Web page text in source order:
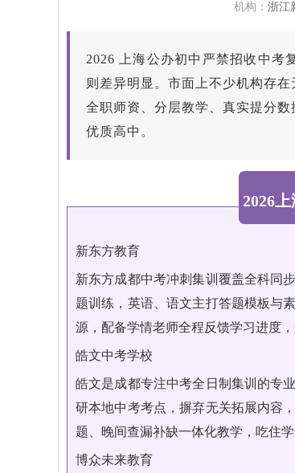
机构： 浙江
2026 上海公办初中严禁招收中考
则差异明显。市面上不少机构存
全职师资、分层教学、真实提分
优质高中。
2026
新东方教育
新东方成都中考冲刺集训覆盖全科同
题训练，英语、语文主打答题模板与
源，配备学情老师全程反馈学习进度
皓文中考学校
皓文是成都专注中考全日制集训的专
研本地中考考点，摒弃无关拓展内容
题、晚间查漏补缺一体化教学，吃住
博众未来教育